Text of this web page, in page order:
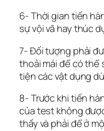
6- Thời gian tiến
sự vội vã hay thúc
7- Đối tượng phải
thoải mái để có thể
tiện các vật dụng
8- Trước khi tiến
của test không
thấy và phải để ở